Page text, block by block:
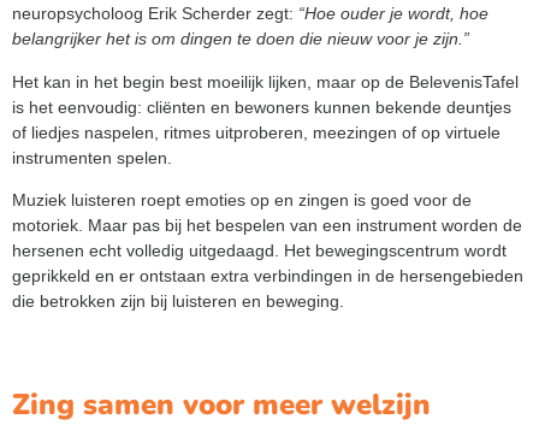
neuropsycholoog Erik Scherder zegt: “Hoe ouder je wordt, hoe
belangrijker het is om dingen te doen die nieuw voor je zijn.”
Het kan in het begin best moeilijk lijken, maar op de BelevenisTafel
is het eenvoudig: cliënten en bewoners kunnen bekende deuntjes
of liedjes naspelen, ritmes uitproberen, meezingen of op virtuele
instrumenten spelen.
Muziek luisteren roept emoties op en zingen is goed voor de
motoriek. Maar pas bij het bespelen van een instrument worden de
hersenen echt volledig uitgedaagd. Het bewegingscentrum wordt
geprikkeld en er ontstaan extra verbindingen in de hersengebieden
die betrokken zijn bij luisteren en beweging.
Zing samen voor meer welzijn